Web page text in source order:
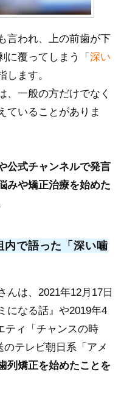
言われ、上の前歯が下
に覆ってしまう「 深い
します。
、一般の方だけでなく
ていることがありま
公式チャンネルで発言
みや矯正治療を始めた
で語った「深い噛
んは、2021年12月17日
になる話』や2019年4
ティ「チャンスの時
のテレビ朝日系「アメ
列矯正を始めたことを